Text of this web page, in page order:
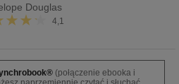
Douglas
4,1
(połączenie ebooka i